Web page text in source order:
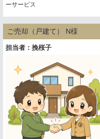
ーサービス
ご売却（戸建て） N様
担当者：挽桜子